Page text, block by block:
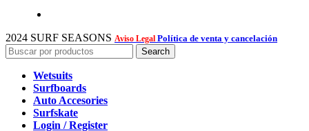
2024 SURF SEASONS Aviso Legal Política de venta y cancelación
Search
Wetsuits
Surfboards
Auto Accesories
Surfskate
Login / Register